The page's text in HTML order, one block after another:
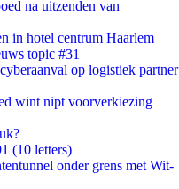
na uitzenden van
in hotel centrum Haarlem
topic #31
op logistiek partner
wint nipt voorverkiezing
(10 letters)
onder grens met Wit-